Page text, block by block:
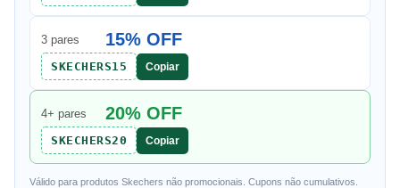
3 pares 15% OFF
SKECHERS15 Copiar
4+ pares 20% OFF
SKECHERS20 Copiar
Válido para produtos Skechers não promocionais. Cupons não cumulativos.